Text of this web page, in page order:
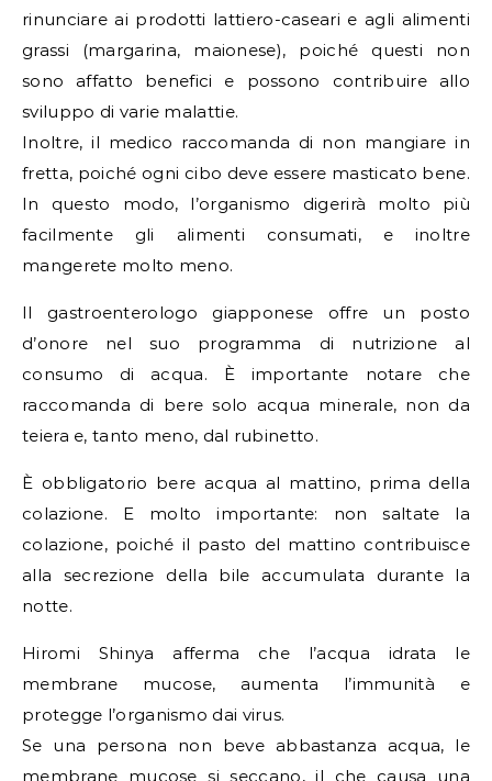
rinunciare ai prodotti lattiero-caseari e agli alimenti
grassi (margarina, maionese), poiché questi non
sono affatto benefici e possono contribuire allo
sviluppo di varie malattie.
Inoltre, il medico raccomanda di non mangiare in
fretta, poiché ogni cibo deve essere masticato bene.
In questo modo, l’organismo digerirà molto più
facilmente gli alimenti consumati, e inoltre
mangerete molto meno.
Il gastroenterologo giapponese offre un posto
d’onore nel suo programma di nutrizione al
consumo di acqua. È importante notare che
raccomanda di bere solo acqua minerale, non da
teiera e, tanto meno, dal rubinetto.
È obbligatorio bere acqua al mattino, prima della
colazione. E molto importante: non saltate la
colazione, poiché il pasto del mattino contribuisce
alla secrezione della bile accumulata durante la
notte.
Hiromi Shinya afferma che l’acqua idrata le
membrane mucose, aumenta l’immunità e
protegge l’organismo dai virus.
Se una persona non beve abbastanza acqua, le
membrane mucose si seccano, il che causa una